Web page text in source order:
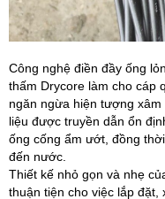
Công nghệ điền đầy ống
thấm Drycore làm cho cáp
ngăn ngừa hiện tượng
liệu được truyền dẫn ổn
ống cống ẩm ướt, đồng
đến nước.
Thiết kế nhỏ gọn và nhẹ
thuận tiện cho việc lắp